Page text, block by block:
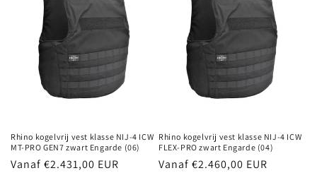
Rhino kogelvrij vest klasse NIJ-4 ICW
MT-PRO GEN7 zwart Engarde (06)
Normale
Vanaf €2.431,00 EUR
Rhino kogelvrij vest klasse NIJ-4 ICW
FLEX-PRO zwart Engarde (04)
Normale
Vanaf €2.460,00 EUR